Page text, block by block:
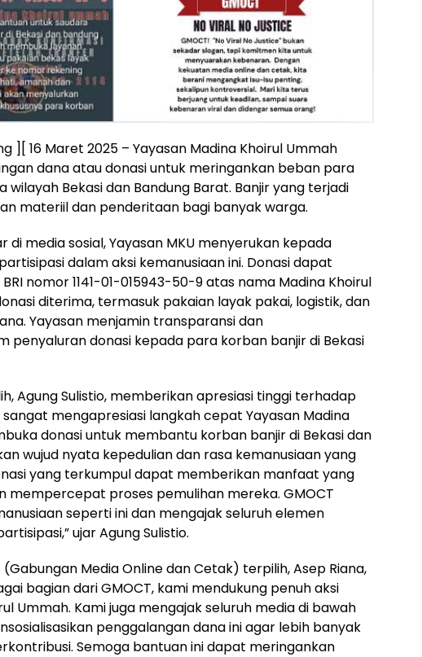
][ 16 Maret 2025 – Yayasan Madina Khoirul Ummah
dana atau donasi untuk meringankan beban para
Bekasi dan Bandung Barat. Banjir yang terjadi
materiil dan penderitaan bagi banyak warga.
media sosial, Yayasan MKU menyerukan kepada
dalam aksi kemanusiaan ini. Donasi dapat
nomor 1141-01-015943-50-9 atas nama Madina Khoirul
diterima, termasuk pakaian layak pakai, logistik, dan
Yayasan menjamin transparansi dan
penyaluran donasi kepada para korban banjir di Bekasi
Agung Sulistio, memberikan apresiasi tinggi terhadap
sangat mengapresiasi langkah cepat Yayasan Madina
donasi untuk membantu korban banjir di Bekasi dan
wujud nyata kepedulian dan rasa kemanusiaan yang
yang terkumpul dapat memberikan manfaat yang
mempercepat proses pemulihan mereka. GMOCT
seperti ini dan mengajak seluruh elemen
ujar Agung Sulistio.
Media Online dan Cetak) terpilih, Asep Riana,
bagian dari GMOCT, kami mendukung penuh aksi
Ummah. Kami juga mengajak seluruh media di bawah
penggalangan dana ini agar lebih banyak
Semoga bantuan ini dapat meringankan